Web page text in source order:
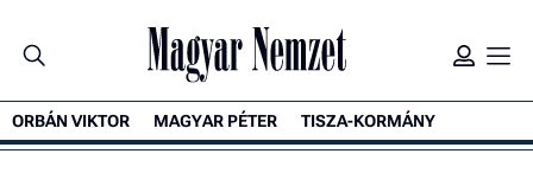
ORBÁN VIKTOR MAGYAR PÉTER TISZA-KORMÁNY